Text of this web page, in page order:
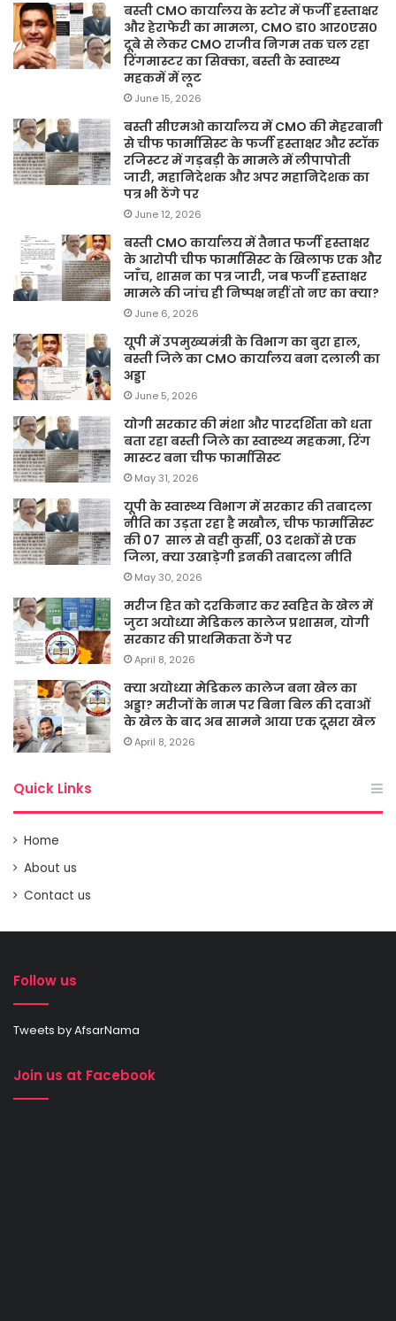
बस्ती CMO कार्यालय के स्टोर में फर्जी हस्ताक्षर
और हेराफेरी का मामला, CMO डा० आर०एस०
दूबे से लेकर CMO राजीव निगम तक चल रहा
रिंगमास्टर का सिक्का, बस्ती के स्वास्थ्य
महकमें में लूट
June 15, 2026
बस्ती सीएमओ कार्यालय में CMO की मेहरबानी
से चीफ फार्मासिस्ट के फर्जी हस्ताक्षर और स्टॉक
रजिस्टर में गड़बड़ी के मामले में लीपापोती
जारी, महानिदेशक और अपर महानिदेशक का
पत्र भी ठेंगे पर
June 12, 2026
बस्ती CMO कार्यालय में तैनात फर्जी हस्ताक्षर
के आरोपी चीफ फार्मासिस्ट के खिलाफ एक और
जाँच, शासन का पत्र जारी, जब फर्जी हस्ताक्षर
मामले की जांच ही निष्पक्ष नहीं तो नए का क्या?
June 6, 2026
यूपी में उपमुख्यमंत्री के विभाग का बुरा हाल,
बस्ती जिले का CMO कार्यालय बना दलाली का
अड्डा
June 5, 2026
योगी सरकार की मंशा और पारदर्शिता को धता
बता रहा बस्ती जिले का स्वास्थ्य महकमा, रिंग
मास्टर बना चीफ फार्मासिस्ट
May 31, 2026
यूपी के स्वास्थ्य विभाग में सरकार की तबादला
नीति का उड़ता रहा है मखौल, चीफ फार्मासिस्ट
की 07 साल से वही कुर्सी, 03 दशकों से एक
जिला, क्या उखाड़ेगी इनकी तबादला नीति
May 30, 2026
मरीज हित को दरकिनार कर स्वहित के खेल में
जुटा अयोध्या मेडिकल कालेज प्रशासन, योगी
सरकार की प्राथमिकता ठेंगे पर
April 8, 2026
क्या अयोध्या मेडिकल कालेज बना खेल का
अड्डा? मरीजों के नाम पर बिना बिल की दवाओं
के खेल के बाद अब सामने आया एक दूसरा खेल
April 8, 2026
Quick Links
Home
About us
Contact us
Follow us
Tweets by AfsarNama
Join us at Facebook